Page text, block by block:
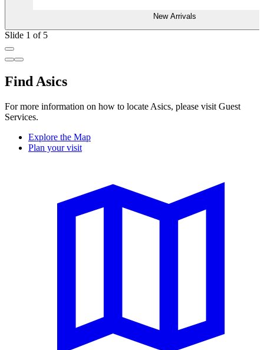
New Arrivals
Slide 1 of 5
Find Asics
For more information on how to locate Asics, please visit Guest
Services.
Explore the Map
Plan your visit